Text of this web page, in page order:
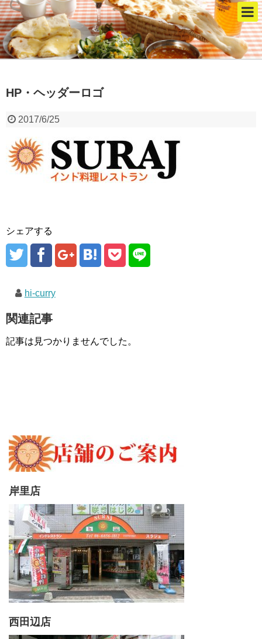
HP・ヘッダーロゴ
2017/6/25
シェアする
hi-curry
関連記事
記事は見つかりませんでした。
岸里店
西田辺店